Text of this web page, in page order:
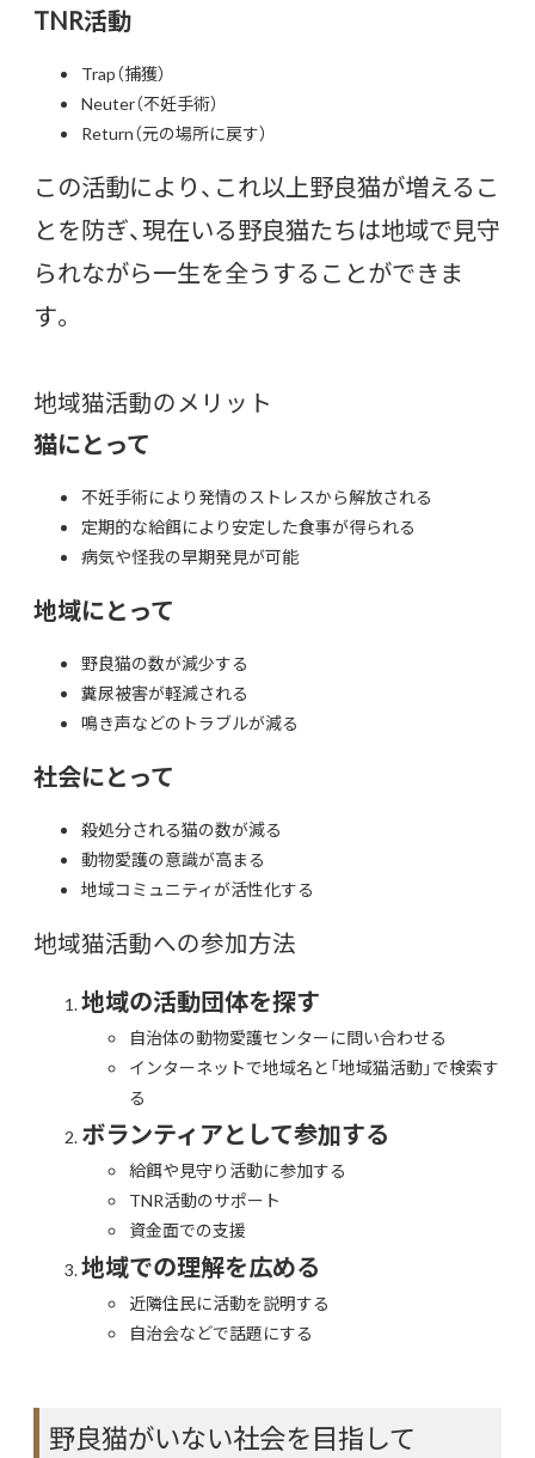
TNR活動
Trap（捕獲）
Neuter（不妊手術）
Return（元の場所に戻す）
この活動により、これ以上野良猫が増えるこ
とを防ぎ、現在いる野良猫たちは地域で見守
られながら一生を全うすることができま
す。
地域猫活動のメリット
猫にとって
不妊手術により発情のストレスから解放される
定期的な給餌により安定した食事が得られる
病気や怪我の早期発見が可能
地域にとって
野良猫の数が減少する
糞尿被害が軽減される
鳴き声などのトラブルが減る
社会にとって
殺処分される猫の数が減る
動物愛護の意識が高まる
地域コミュニティが活性化する
地域猫活動への参加方法
地域の活動団体を探す
自治体の動物愛護センターに問い合わせる
インターネットで地域名と「地域猫活動」で検索す
る
ボランティアとして参加する
給餌や見守り活動に参加する
TNR活動のサポート
資金面での支援
地域での理解を広める
近隣住民に活動を説明する
自治会などで話題にする
野良猫がいない社会を目指して